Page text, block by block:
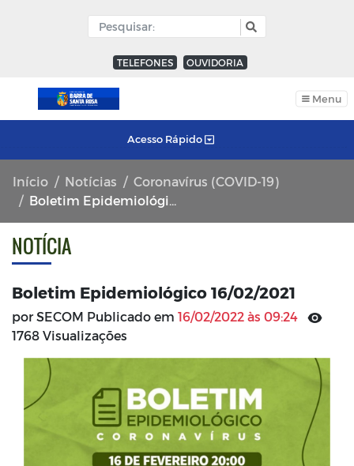
TELEFONES OUVIDORIA
Menu
Acesso Rápido
Início Notícias
Coronavírus (COVID-19)
Boletim Epidemiológico 16/02/2021
NOTÍCIA
Boletim Epidemiológico 16/02/2021
por SECOM Publicado em 16/02/2022 às 09:24
1768 Visualizações